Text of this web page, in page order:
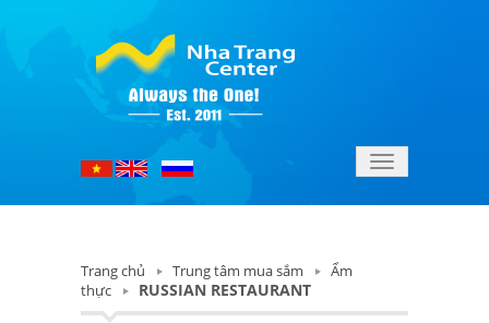
Toggle
navigation
Trang chủ Trung tâm mua sắm
Ẩm
thực
RUSSIAN RESTAURANT